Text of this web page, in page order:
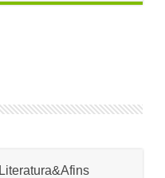
parlamentares
Literatura&Afins